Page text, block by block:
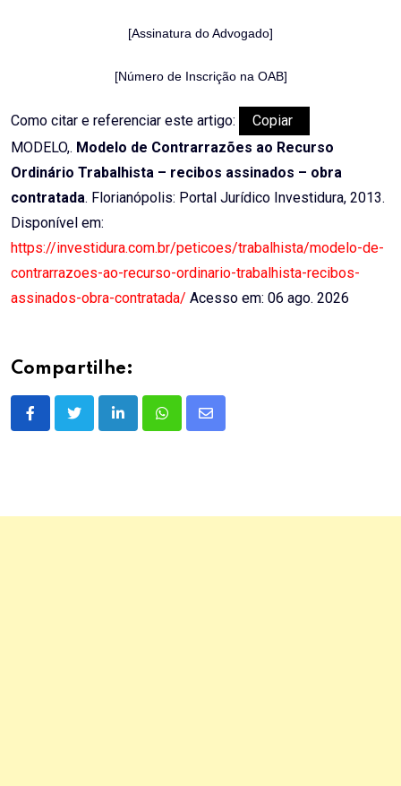
[Assinatura do Advogado]
[Número de Inscrição na OAB]
Como citar e referenciar este artigo:
Copiar
MODELO,. Modelo de Contrarrazões ao Recurso
Ordinário Trabalhista – recibos assinados – obra
contratada. Florianópolis: Portal Jurídico Investidura, 2013.
Disponível em:
https://investidura.com.br/peticoes/trabalhista/modelo-de-
contrarrazoes-ao-recurso-ordinario-trabalhista-recibos-
assinados-obra-contratada/ Acesso em: 06 ago. 2026
Compartilhe:
LinkedInWhatsappShare